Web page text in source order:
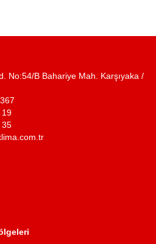
No:54/B Bahariye Mah. Karşıyaka /
19
35